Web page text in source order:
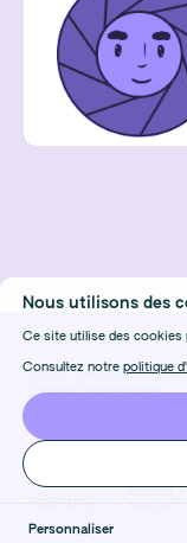
Nous utilisons des
Ce site utilise des cookies
Consultez notrepolitique
Personnaliser
Contact
FAQ
CONDITIONS
Confidentialité